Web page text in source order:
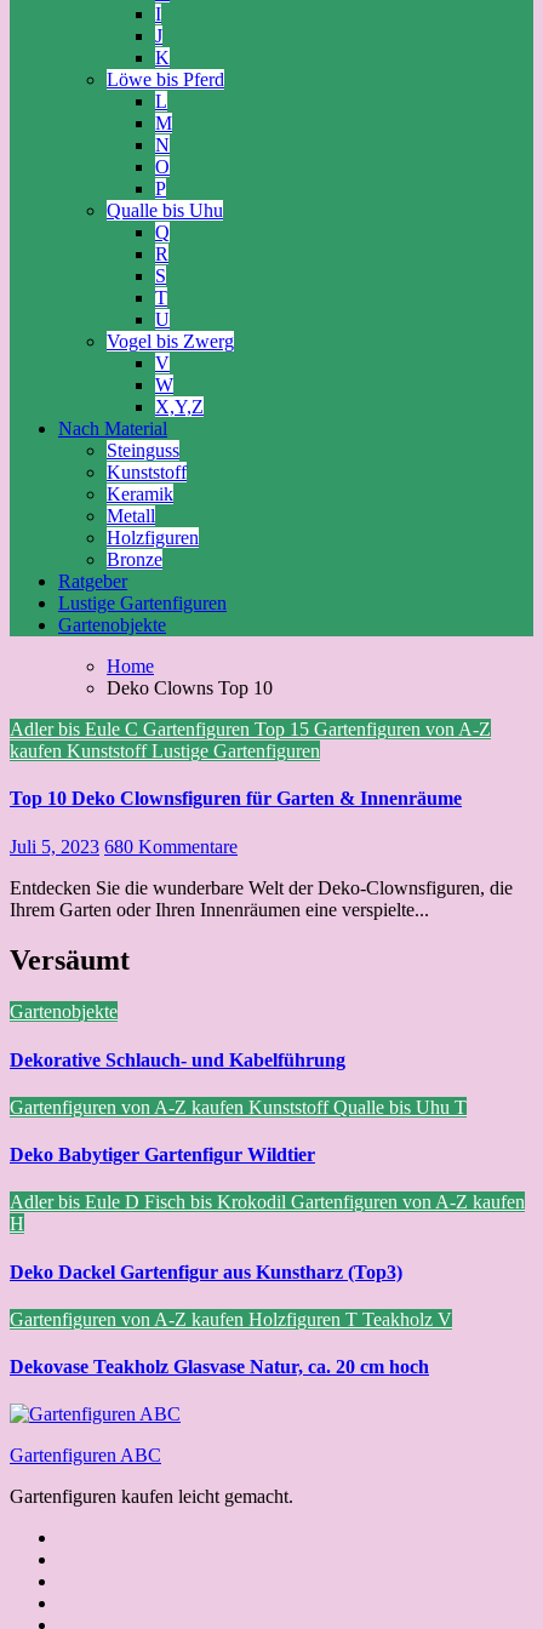
I
J
K
Löwe bis Pferd
L
M
N
O
P
Qualle bis Uhu
Q
R
S
T
U
Vogel bis Zwerg
V
W
X,Y,Z
Nach Material
Steinguss
Kunststoff
Keramik
Metall
Holzfiguren
Bronze
Ratgeber
Lustige Gartenfiguren
Gartenobjekte
Home
Deko Clowns Top 10
Adler bis Eule C Gartenfiguren Top 15 Gartenfiguren von A-Z
kaufen KunststoffLustige Gartenfiguren
Top 10 Deko Clownsfiguren für Garten & Innenräume
Juli 5, 2023 680 Kommentare
Entdecken Sie die wunderbare Welt der Deko-Clownsfiguren, die
Ihrem Garten oder Ihren Innenräumen eine verspielte...
Versäumt
Gartenobjekte
Dekorative Schlauch- und Kabelführung
Gartenfiguren von A-Z kaufen KunststoffQualle bis Uhu T
Deko Babytiger Gartenfigur Wildtier
Adler bis Eule D Fisch bis Krokodil Gartenfiguren von A-Z kaufen
H
Deko Dackel Gartenfigur aus Kunstharz (Top3)
Gartenfiguren von A-Z kaufen Holzfiguren T Teakholz V
Dekovase Teakholz Glasvase Natur, ca. 20 cm hoch
Gartenfiguren ABC
Gartenfiguren kaufen leicht gemacht.